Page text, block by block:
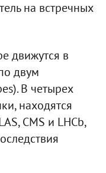
на встречных
движутся в
двум
В четырех
находятся
CMS и LHCb,